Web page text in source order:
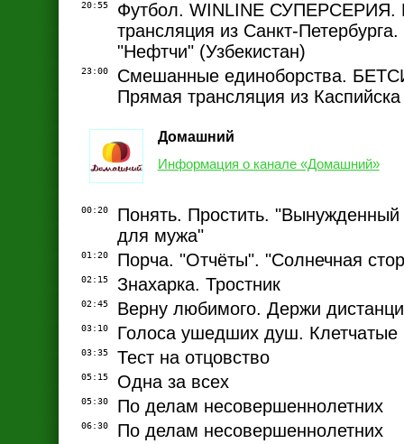
20:55
Футбол. WINLINE СУПЕРСЕРИЯ.
трансляция из Санкт-
"Нефтчи" (Узбекистан)
23:00
Смешанные единоборства.
Прямая трансляция из Каспийска
Домашний
Информация о канале «Домашний»
00:20
Понять. Простить.
для мужа"
01:20 Порча. "Отчёты". "Солнечная
02:15 Знахарка. Тростник
02:45 Верну любимого. Держи
03:10 Голоса ушедших душ.
03:35 Тест на отцовство
05:15 Одна за всех
05:30 По делам несовершеннолетних
06:30 По делам несовершеннолетних